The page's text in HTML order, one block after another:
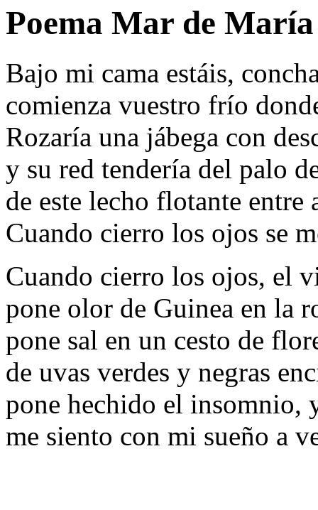
Poema Mar de
Bajo mi cama estáis,
comienza vuestro frío
Rozaría una jábega con
y su red tendería del palo
de este lecho flotante entre
Cuando cierro los ojos se
Cuando cierro los ojos, el
pone olor de Guinea en la
pone sal en un cesto de
de uvas verdes y negras
pone hechido el insomnio,
me siento con mi sueño a